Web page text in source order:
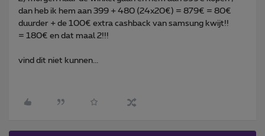
dan heb ik hem aan 399 + 480 (24x20€) = 879€ = 80€
duurder + de 100€ extra cashback van samsung kwijt!!
= 180€ en dat maal 2!!!
vind dit niet kunnen...